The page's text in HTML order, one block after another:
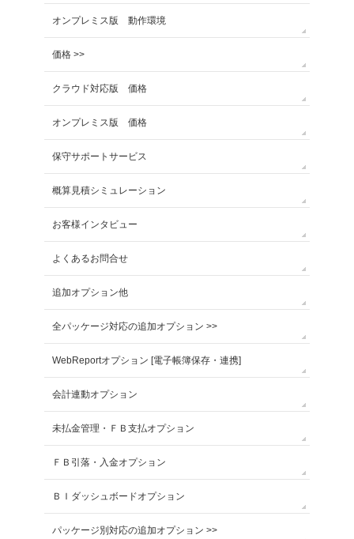
オンプレミス版 動作環境
価格 >>
クラウド対応版 価格
オンプレミス版 価格
保守サポートサービス
概算見積シミュレーション
お客様インタビュー
よくあるお問合せ
追加オプション他
全パッケージ対応の追加オプション >>
WebReportオプション [電子帳簿保存・連携]
会計連動オプション
未払金管理・ＦＢ支払オプション
ＦＢ引落・入金オプション
ＢＩダッシュボードオプション
パッケージ別対応の追加オプション >>